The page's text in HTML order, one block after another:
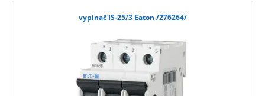
vypínač IS-25/3 Eaton /276264/